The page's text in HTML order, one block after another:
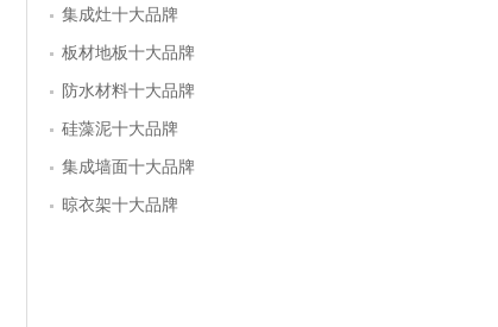
集成灶十大品牌
板材地板十大品牌
防水材料十大品牌
硅藻泥十大品牌
集成墙面十大品牌
晾衣架十大品牌